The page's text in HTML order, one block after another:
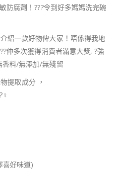
防腐劑！???令到好多媽媽洗完碗
紹一款好物俾大家！唔係得我地
??仲多次獲得消費者滿意大獎,?強
香料/無添加/無殘留
提取成分 ，
♀
喜好味道)